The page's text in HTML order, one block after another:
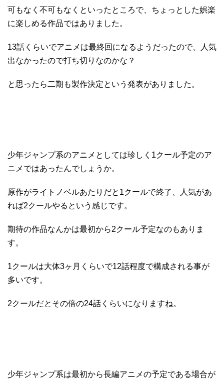
可もなく不可もなくといったところで、ちょっとした娯楽
に楽しめる作品ではありました。
13話くらいでアニメは最終回になるようだったので、人気
出なかったので打ち切りなのかな？
と思ったら二期も製作決定という発表がありました。
少年ジャンプ系のアニメとしては珍しく1クール予定のア
ニメではあったんでしょうか。
原作がライトノベルあたりだと1クールで終了、人気があ
れば2クールやるという感じです。
期待の作品なんかは最初から2クール予定なのもありま
す。
1クールは大体3ヶ月くらいで12話程度で構成される事が
多いです。
2クールだとその倍の24話くらいになりますね。
少年ジャンプ系は最初から長編アニメの予定である場合が